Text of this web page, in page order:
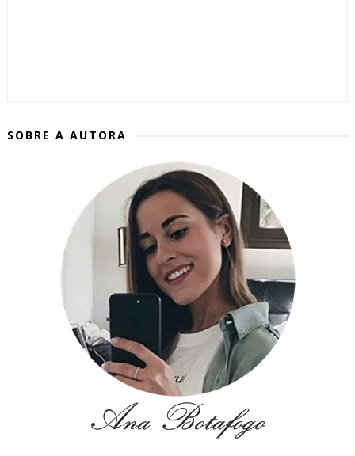
SOBRE A AUTORA